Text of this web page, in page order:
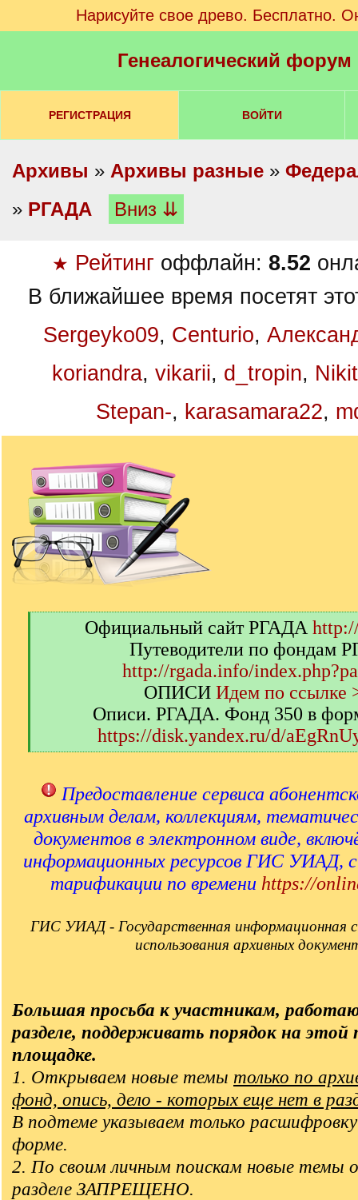
Нарисуйте свое древо. Бесплатно.
Генеалогический
РЕГИСТРАЦИЯ ВОЙТИ
Архивы » Архивы разные »
» РГАДА Вниз ⇊
★ Рейтинг оффлайн: 8.52
В ближайшее время посетят
Sergeyko09, Centurio,
koriandra, vikarii, d_tropin,
Stepan-, karasamara22,
Официальный сайт РГАДА
Путеводители по фондам
http://rgada.info/
ОПИСИ Идем по ссылке
Описи. РГАДА. Фонд 350 в
https://disk.yandex.ru/d/
[
Предоставление сервиса
архивным делам, коллекциям,
документов в электронном виде,
информационных ресурсов ГИС УИАД,
тарификации по времени https://
ГИС УИАД - Государственная информационная
использования архивных
Большая просьба к участникам,
разделе, поддерживать порядок на этой
площадке.
1. Открываем новые темы только по
фонд, опись, дело - которых еще нет в
В подтеме указываем только
форме.
2. По своим личным поискам новые темы
разделе ЗАПРЕЩЕНО.